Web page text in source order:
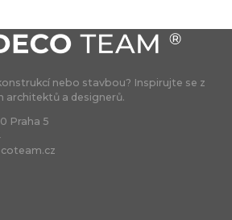
nebo stavbou? Inspirujte se z
architektů a designerů.
Praha 5